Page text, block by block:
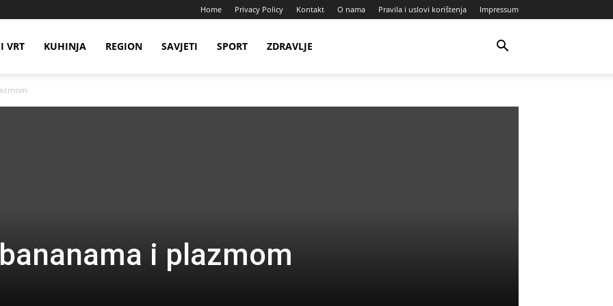
Home Privacy Policy Kontakt O nama Pravila i uslovi korištenja Impressum
VRT KUHINJA REGION SAVJETI SPORT ZDRAVLJE
i plazmom